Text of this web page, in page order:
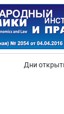
Дни
Нет